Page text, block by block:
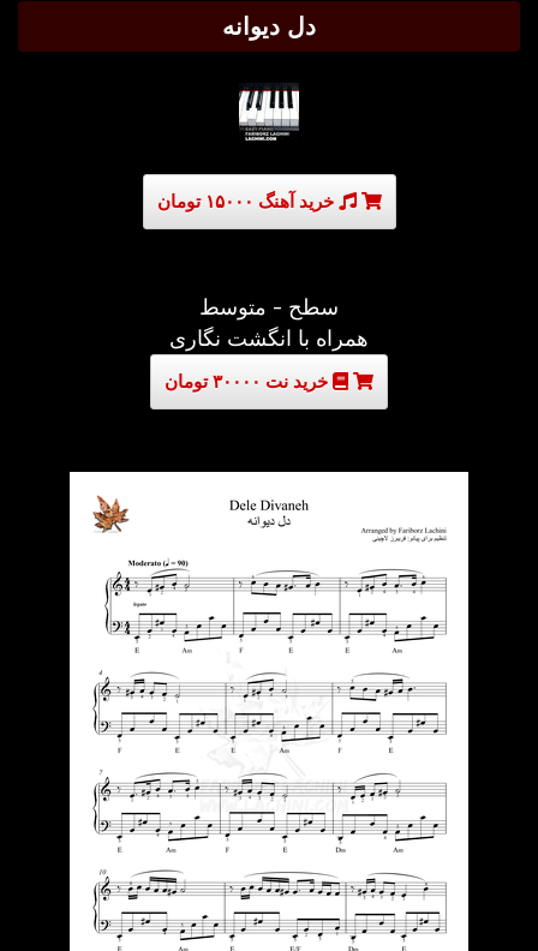
دل دیوانه
خرید آهنگ ۱۵۰۰۰ تومان
سطح - متوسط
همراه با انگشت نگاری
خرید نت ۳۰۰۰۰ تومان